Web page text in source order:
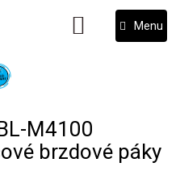
NÁKUPNÍ
KOŠÍK
M4100
brzdové páky